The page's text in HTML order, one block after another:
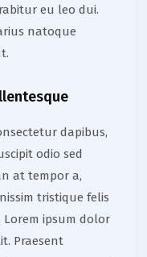
eu leo dui.
natoque
dapibus,
odio sed
at tempor a,
tristique felis
ipsum dolor
Praesent